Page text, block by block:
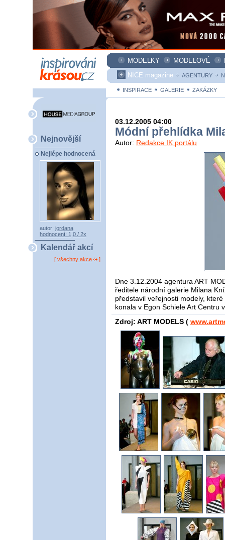
MODELKY MODELOVÉ
NICE magazine
AGENTURY
INSPIRACE GALERIE ZAKÁZKY
Nejnovější
Nejlépe hodnocená
autor: jordana
hodnocení: 1,0 / 2x
Kalendář akcí
[ všechny akce ]
03.12.2005 04:00
Módní přehlídka
Autor: Redakce IK portálu
Dne 3.12.2004 agentura ART
ředitele národní galerie Milana
představil veřejnosti modely,
konala v Egon Schiele Art Centru
Zdroj: ART MODELS (